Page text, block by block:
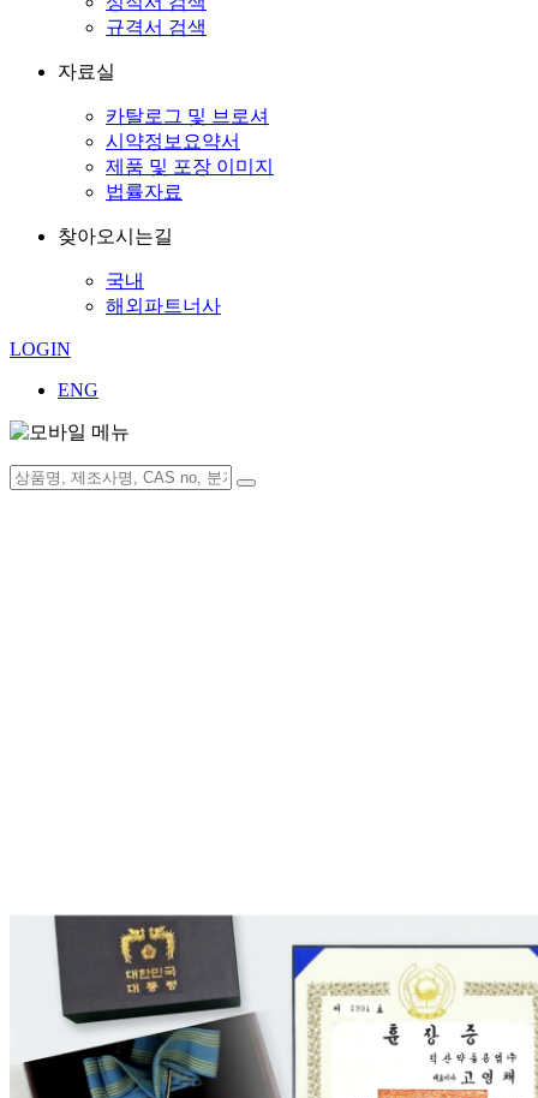
규격서 검색
자료실
카탈로그 및 브로셔
시약정보요약서
제품 및 포장 이미지
법률자료
찾아오시는길
국내
해외파트너사
LOGIN
ENG